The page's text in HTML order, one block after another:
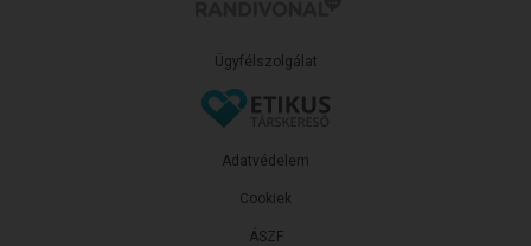
Ügyfélszolgálat
ÁSZF
Adatvédelem
Cookiek